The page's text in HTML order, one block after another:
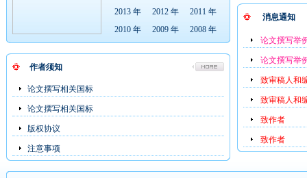
2013 年
2012 年
2011 年
2010 年
2009 年 2008 年
作者须知
论文撰写相关国标
论文撰写相关国标
版权协议
注意事项
消息通知
论文撰写举
论文撰写举
致审稿人和
致审稿人和
致作者
致作者